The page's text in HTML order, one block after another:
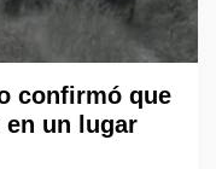
confirmó que
en un lugar